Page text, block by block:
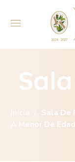
Inicio Sala De
A Menor De